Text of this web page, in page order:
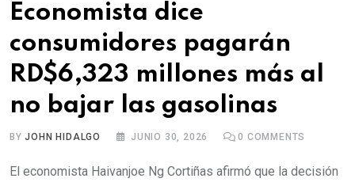
Economista dice
consumidores pagarán
RD$6,323 millones más al
no bajar las gasolinas
BYJOHN HIDALGO JUNIO 30, 2026 0 COMMENTS
El economista Haivanjoe Ng Cortiñas afirmó que la decisión